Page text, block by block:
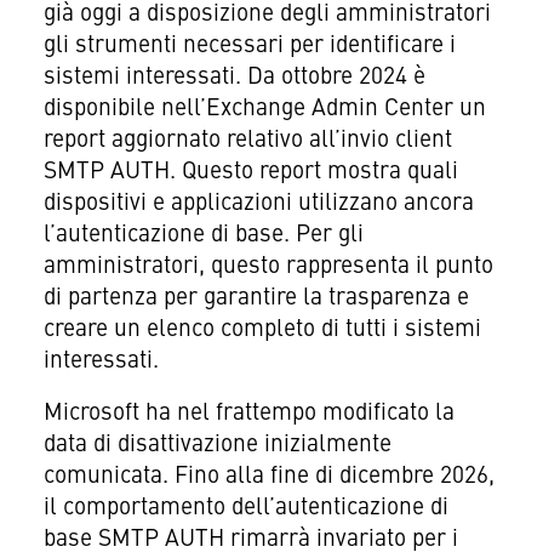
già oggi a disposizione degli amministratori
gli strumenti necessari per identificare i
sistemi interessati. Da ottobre 2024 è
disponibile nell’Exchange Admin Center un
report aggiornato relativo all’invio client
SMTP AUTH. Questo report mostra quali
dispositivi e applicazioni utilizzano ancora
l’autenticazione di base. Per gli
amministratori, questo rappresenta il punto
di partenza per garantire la trasparenza e
creare un elenco completo di tutti i sistemi
interessati.
Microsoft ha nel frattempo modificato la
data di disattivazione inizialmente
comunicata. Fino alla fine di dicembre 2026,
il comportamento dell’autenticazione di
base SMTP AUTH rimarrà invariato per i